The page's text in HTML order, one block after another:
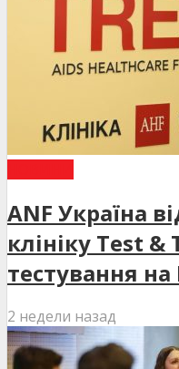
ANF Україна
клініку Test
тестування на
2 недели назад